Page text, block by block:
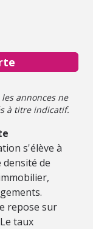
annonces ne
à titre indicatif.
s'élève à
de
repose sur
taux